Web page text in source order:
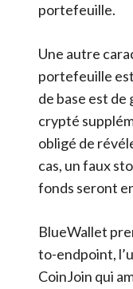
portefeuille.
Une autre
portefeuille
de base est
crypté
obligé de
cas, un faux
fonds seront
BlueWallet
to-endpoint,
CoinJoin qui